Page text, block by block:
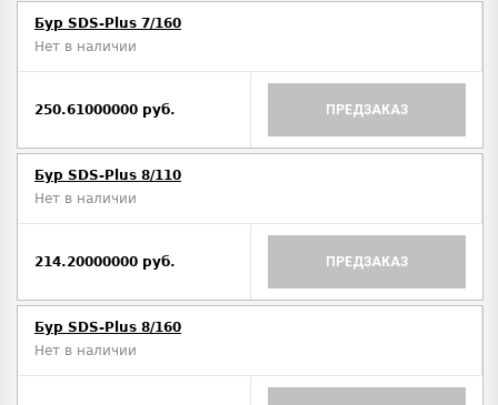
Бур SDS-Plus 7/160
Нет в наличии
250.61000000 руб. ПРЕДЗАКАЗ
Бур SDS-Plus 8/110
Нет в наличии
214.20000000 руб. ПРЕДЗАКАЗ
Бур SDS-Plus 8/160
Нет в наличии